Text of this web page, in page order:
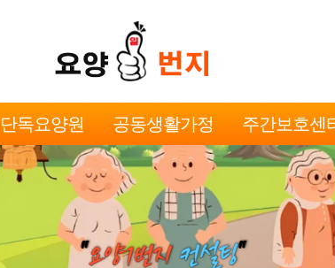
단독요양원 공동생활가정 주간보호센